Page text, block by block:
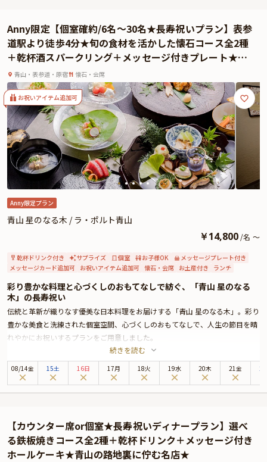
本プランでお召し上がりいただくのは、パスタ、メインを選べる全5品のコー
ス“TERRA”または、旬の食材を使用したWパスタWメインの全8品のコー
ス“CIELO”。さらに特典として、乾杯ドリンクとメッセージ付きプレートをご
用意しております。厳選食材を使用したお料理の数々は、素材の魅力を存分に
感じられる、珠玉の味わいです。伝統を重んじながらも、自然の恵みを丁寧に
仕立て、自由で独創的なイタリア料理に昇華させた“Cucina Natura”を心ゆく
までお楽しみください。ミシュランに並ぶイタリアンのグルメ格付けガイド
「GAMBERO ROSSO」も認める、実力派イタリアン「Ristorante Italiano
Etruschi」が、記憶に残る美食のひとときをお届けいたします。
★とっておきの演出が叶うオプション★
「Ristorante Italiano Etruschi」のお祝いプランでは、花束のご手配や、Anny
限定のメッセージカード、ギフトをオプションとしてお付けすることができま
す。メッセージカードは着席時に、ギフトはデザートタイムにご予約主様にお
渡し致しますので、サプライズ演出にお役立てください。とっておきのお祝い
シーンを心を込めてお手伝いいたします。
Anny限定【個室確約/6名～30名★長寿祝いプラン】表参
道駅より徒歩4分★旬の食材を活かした懐石コース全2種
＋乾杯酒スパークリング＋メッセージ付きプレート★贈
答用酒器『金箔冷酒セット』1個付き★2026年大型連休
や夏休みのご家族のお集りに最適★
青山・表参道・原宿 懐石・会席
お祝いアイテム追加可
Anny限定プラン
青山 星のなる木 / ラ・ポルト青山
￥14,800 /名 ～
乾杯ドリンク付き サプライズ 個室 お子様OK
メッセージプレート付き
メッセージカード追加可 お祝いアイテム追加可 懐石・会席 お土産付き ランチ
彩り豊かな料理と心づくしのおもてなしで紡ぐ、「青山 星のなる
木」の長寿祝い
伝統と革新が織りなす優美な日本料理をお届けする「青山 星のなる木」。彩り
豊かな美食と洗練された個室空間、心づくしのおもてなしで、人生の節目を晴
れやかにお祝いするプランをご用意しました。
皆様をご案内するのは、上品な落ち着きに満ちた個室空間。ご家族だけのプラ
イベートなひとときを、会話とともにゆったりとお楽しみいただけます。
お食事は、季節の恵みをふんだんに取り入れた、慶びの日にふさわしい懐石コ
さらに本プランでは、記念に残る贈り物として、贈答用酒器『金箔冷酒セッ
ト』をプレゼント。人生の節目を迎えた大切な方へ、感謝と祝福の気持ちを込
めた特別な贈り物としてお持ち帰りいただけます。
続きを読む
08/14金 15土 16日 17月 18火 19水 20木 21金
【カウンター席or個室★長寿祝いディナープラン】選べ
る鉄板焼きコース全2種＋乾杯ドリンク＋メッセージ付き
ホールケーキ★青山の路地裏に佇む名店★